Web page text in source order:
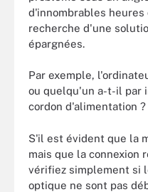
d'innombrables
recherche d'une
épargnées.
Par exemple,
ou quelqu'un a-t-il par
cordon d'alimentation ?
S'il est évident que la
mais que la connexion
vérifiez simplement si
optique ne sont pas